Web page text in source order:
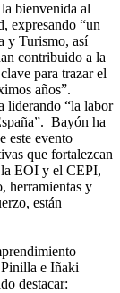
bienvenida al
expresando “un
y Turismo, así
contribuido a la
para trazar el
años”.
liderando “la labor
Bayón ha
este evento
que fortalezcan
la EOI y el CEPI,
herramientas y
están
Pinilla e Iñaki
destacar: